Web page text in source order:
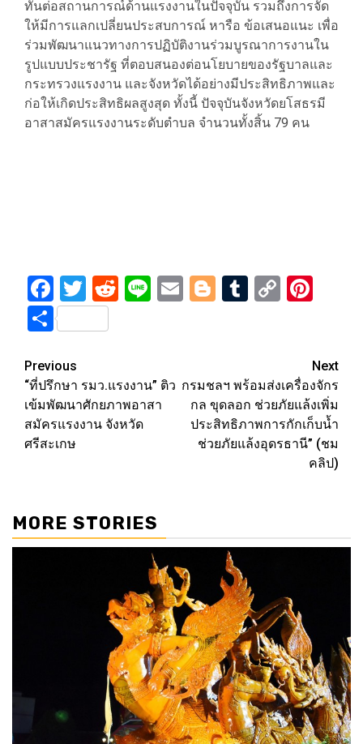
ทันต่อสถานการณ์ด้านแรงงานในปัจจุบัน รวมถึงการจัด
ให้มีการแลกเปลี่ยนประสบการณ์ หารือ ข้อเสนอแนะ เพื่อ
ร่วมพัฒนาแนวทางการปฏิบัติงานร่วมบูรณาการงานใน
รูปแบบประชารัฐ ที่ตอบสนองต่อนโยบายของรัฐบาลและ
กระทรวงแรงงาน และจังหวัดได้อย่างมีประสิทธิภาพและ
ก่อให้เกิดประสิทธิผลสูงสุด ทั้งนี้ ปัจจุบันจังหวัดยโสธรมี
อาสาสมัครแรงงานระดับตำบล จำนวนทั้งสิ้น 79 คน
Facebook
Twitter
Reddit
LineEmailBlogger
Tumblr
Copy
Share
Post
navigation
Previous
“ที่ปรึกษา รมว.แรงงาน” ติว
เข้มพัฒนาศักยภาพอาสา
สมัครแรงงาน จังหวัด
ศรีสะเกษ
Next
กรมชลฯ พร้อมส่งเครื่องจักร
กล ขุดลอก ช่วยภัยแล้งเพิ่ม
ประสิทธิภาพการกักเก็บน้ำ
ช่วยภัยแล้งอุดรธานี” (ชม
คลิป)
MORE STORIES